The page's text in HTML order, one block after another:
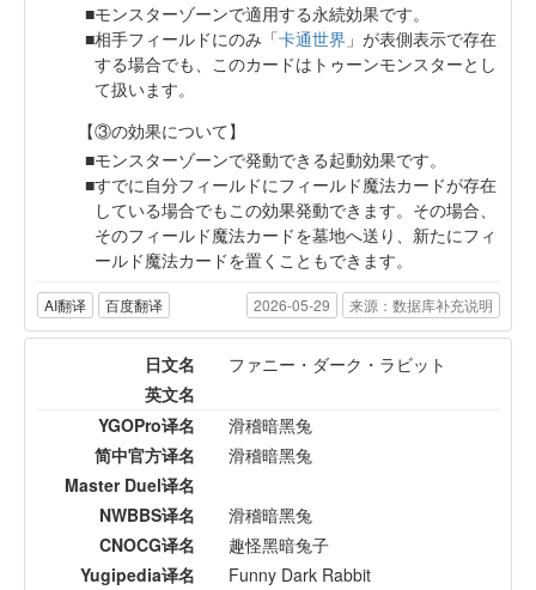
モンスターゾーンで適用する永続効果です。
相手フィールドにのみ「卡通世界 」が表側表示で存在
する場合でも、このカードはトゥーンモンスターとし
て扱います。
【③の効果について】
モンスターゾーンで発動できる起動効果です。
すでに自分フィールドにフィールド魔法カードが存在
している場合でもこの効果発動できます。その場合、
そのフィールド魔法カードを墓地へ送り、新たにフィ
ールド魔法カードを置くこともできます。
AI翻译 百度翻译 2026-05-29 来源：数据库补充说明
日文名
ファニー・ダーク・ラビット
英文名
YGOPro译名
滑稽暗黑兔
简中官方译名
滑稽暗黑兔
Master Duel译名
NWBBS译名
滑稽暗黑兔
CNOCG译名
趣怪黑暗兔子
Yugipedia译名
Funny Dark Rabbit